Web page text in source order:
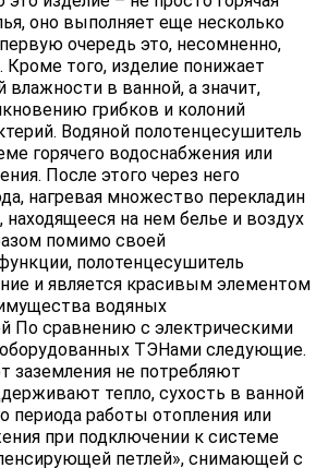
оно выполняет еще несколько
очередь это, несомненно,
того, изделие понижает
влажности в ванной, а значит,
грибков и колоний
Водяной полотенцесушитель
горячего водоснабжения или
После этого через него
нагревая множество перекладин
находящееся на нем белье и воздух
помимо своей
полотенцесушитель
и является красивым элементом
водяных
По сравнению с электрическими
оборудованных ТЭНами следующие.
заземления не потребляют
тепло, сухость в ванной
периода работы отопления или
при подключении к системе
петлей», снимающей с